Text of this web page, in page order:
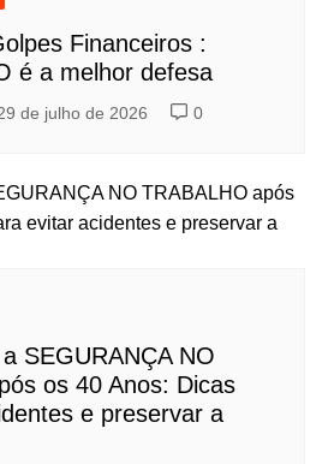
Financeiros :
é a melhor defesa
de julho de 2026 0
SEGURANÇA NO
os 40 Anos: Dicas
e preservar a